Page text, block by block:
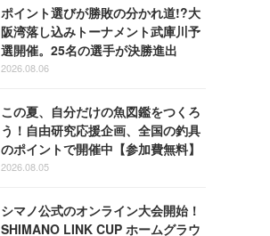
ポイント選びが勝敗の分かれ道!?大
阪湾落し込みトーナメント武庫川予
選開催。25名の選手が決勝進出
2026.08.06
この夏、自分だけの魚図鑑をつくろ
う！自由研究応援企画、全国の釣具
のポイントで開催中【参加費無料】
2026.08.05
シマノ公式のオンライン大会開始！
SHIMANO LINK CUP ホームグラウ